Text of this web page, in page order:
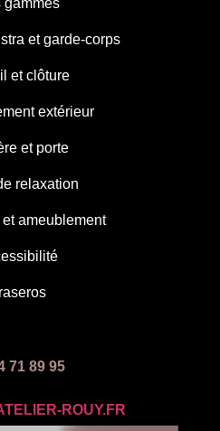
et garde-corps
et clôture
extérieur
et porte
relaxation
ameublement
71 89 95
ROUY.FR